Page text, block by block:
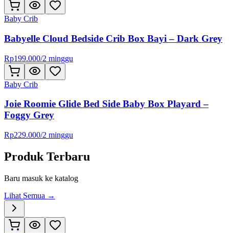
Baby Crib
Babyelle Cloud Bedside Crib Box Bayi – Dark Grey
Rp199.000/2 minggu
Baby Crib
Joie Roomie Glide Bed Side Baby Box Playard –
Foggy Grey
Rp229.000/2 minggu
Produk Terbaru
Baru masuk ke katalog
Lihat Semua →